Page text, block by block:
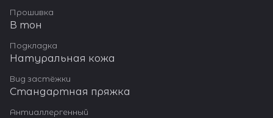
Прошивка
В тон
Подкладка
Натуральная кожа
Вид застёжки
Стандартная пряжка
Антиаллергенный